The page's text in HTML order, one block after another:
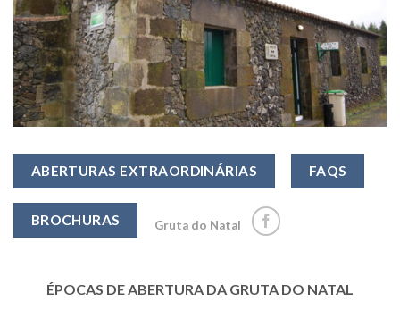
ABERTURAS EXTRAORDINÁRIAS FAQS
BROCHURAS Gruta do Natal
ÉPOCAS DE ABERTURA DA GRUTA DO NATAL